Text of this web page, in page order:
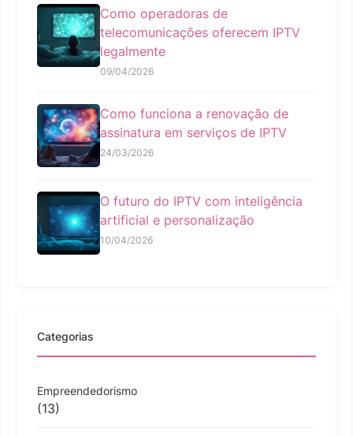
Como operadoras de
telecomunicações oferecem IPTV
legalmente
09/04/2026
Como funciona a renovação de
assinatura em serviços de IPTV
24/03/2026
O futuro do IPTV com inteligência
artificial e personalização
10/04/2026
Categorias
Empreendedorismo
(13)